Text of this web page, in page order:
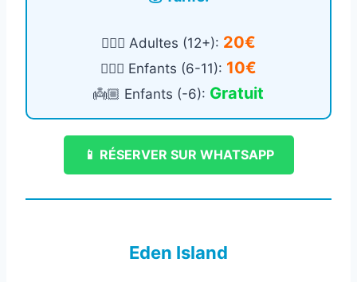
🙎🏻‍♂️ Adultes (12+): 20€
🧍🏻‍♀️ Enfants (6-11): 10€
👼🏼 Enfants (-6): Gratuit
📱 RÉSERVER SUR WHATSAPP
Eden Island